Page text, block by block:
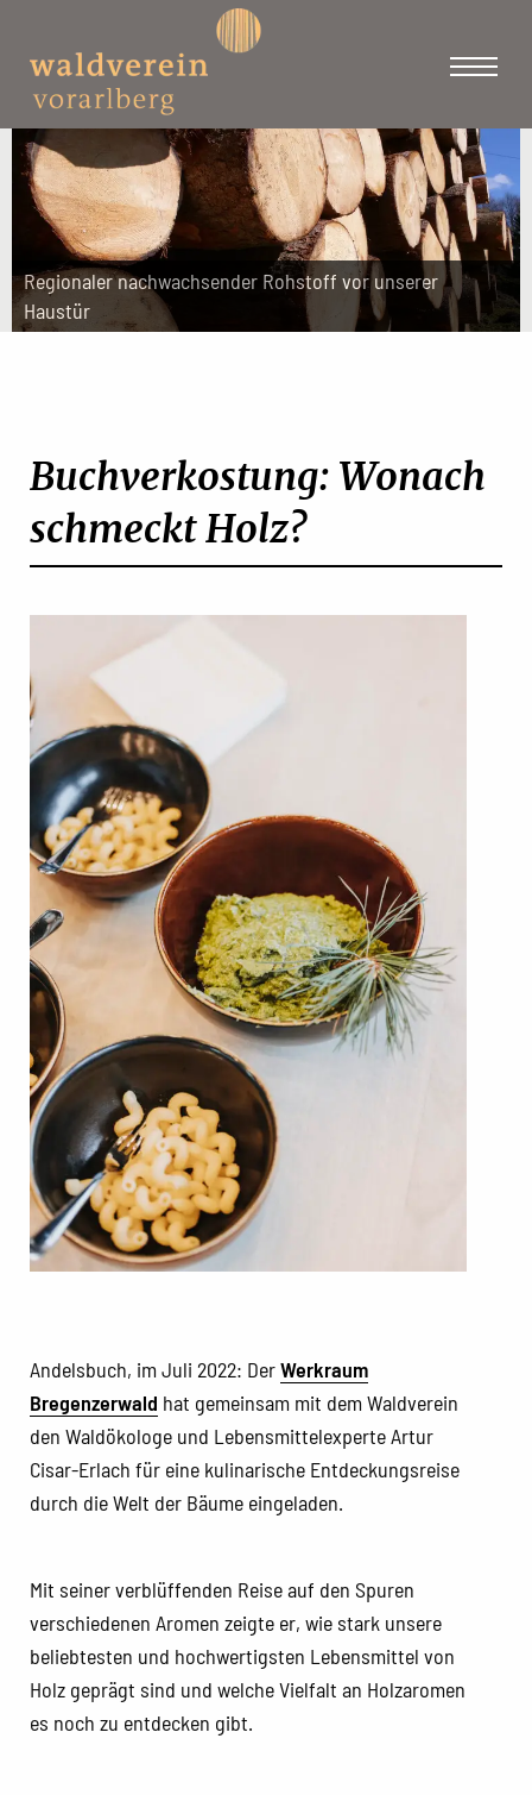
Regionaler nachwachsender Rohstoff vor unserer
Haustür
Buchverkostung: Wonach
schmeckt Holz?
Andelsbuch, im Juli 2022: DerWerkraum
Bregenzerwald hat gemeinsam mit dem Waldverein
den Waldökologe und Lebensmittelexperte Artur
Cisar-Erlach für eine kulinarische Entdeckungsreise
durch die Welt der Bäume eingeladen.
Mit seiner verblüffenden Reise auf den Spuren
verschiedenen Aromen zeigte er, wie stark unsere
beliebtesten und hochwertigsten Lebensmittel von
Holz geprägt sind und welche Vielfalt an Holzaromen
es noch zu entdecken gibt.